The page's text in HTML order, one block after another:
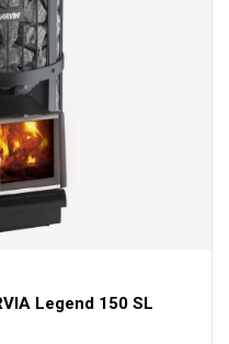
Legend 150 SL